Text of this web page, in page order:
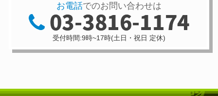
お電話でのお問い合わせは
受付時間:9時~17時(土日・祝日 定休)